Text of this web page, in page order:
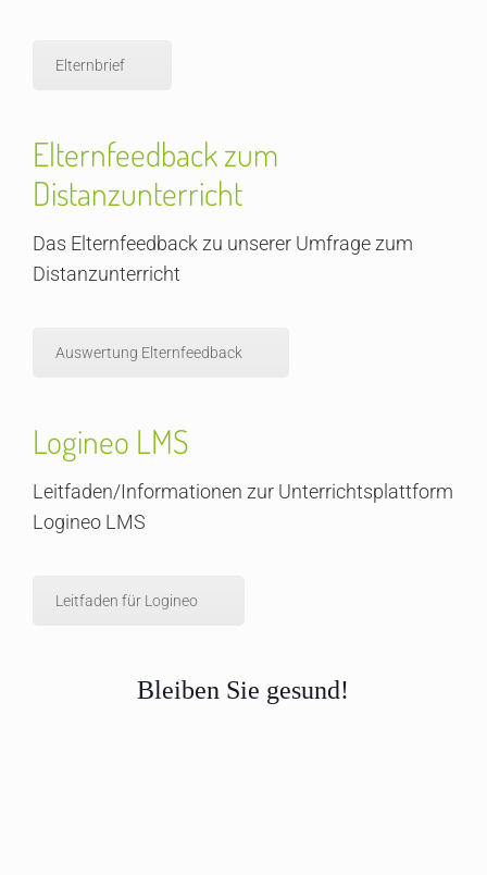
Elternbrief
Elternfeedback zum
Distanzunterricht
Das Elternfeedback zu unserer Umfrage zum
Distanzunterricht
Auswertung Elternfeedback
Logineo LMS
Leitfaden/Informationen zur Unterrichtsplattform
Logineo LMS
Leitfaden für Logineo
Bleiben Sie gesund!